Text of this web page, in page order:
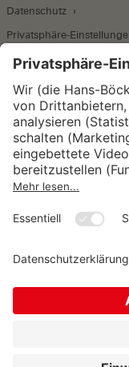
Datenschutz
Privatsphäre-
Institut